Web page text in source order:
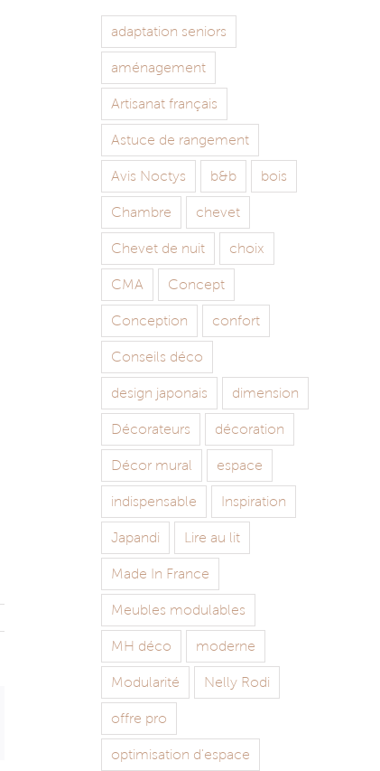
adaptation seniors
aménagement
Artisanat français
Astuce de rangement
Avis Noctys b&b bois
Chambre chevet
Chevet de nuit choix
CMA Concept
Conception confort
Conseils déco
design japonais dimension
Décorateurs décoration
Décor mural espace
indispensable Inspiration
Japandi Lire au lit
Made In France
Meubles modulables
MH déco moderne
Modularité Nelly Rodi
offre pro
optimisation d'espace